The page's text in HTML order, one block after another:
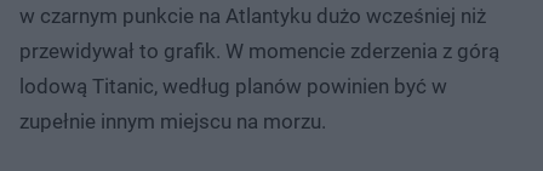
w czarnym punkcie na Atlantyku dużo wcześniej niż
przewidywał to grafik. W momencie zderzenia z górą
lodową Titanic, według planów powinien być w
zupełnie innym miejscu na morzu.